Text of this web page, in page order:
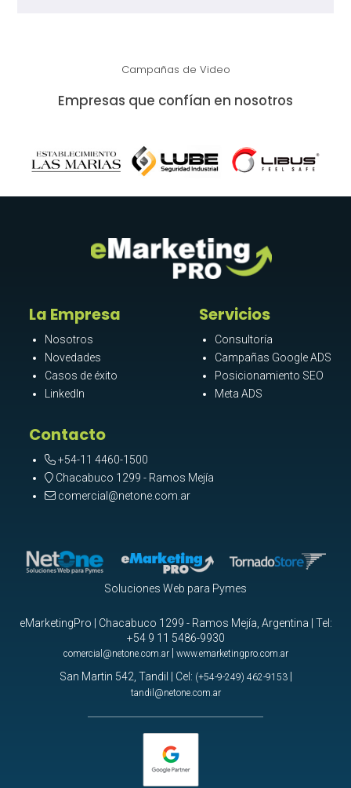
Campañas de Video
Empresas que confían en nosotros
La Empresa
Nosotros
Novedades
Casos de éxito
LinkedIn
Servicios
Consultoría
Campañas Google ADS
Posicionamiento SEO
Meta ADS
Contacto
+54-11 4460-1500
Chacabuco 1299 - Ramos Mejía
comercial@netone.com.ar
Soluciones Web para Pymes
eMarketingPro | Chacabuco 1299 - Ramos Mejía, Argentina | Tel:
+54 9 11 5486-9930
comercial@netone.com.ar| www.emarketingpro.com.ar
San Martin 542, Tandil | Cel: (+54-9-249) 462-9153|
tandil@netone.com.ar